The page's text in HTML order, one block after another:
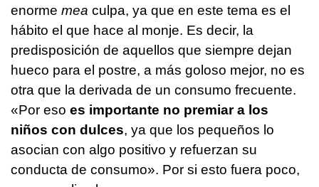
enorme mea culpa, ya que en este tema es el
hábito el que hace al monje. Es decir, la
predisposición de aquellos que siempre dejan
hueco para el postre, a más goloso mejor, no es
otra que la derivada de un consumo frecuente.
«Por eso es importante no premiar a los
niños con dulces, ya que los pequeños lo
asocian con algo positivo y refuerzan su
conducta de consumo». Por si esto fuera poco,